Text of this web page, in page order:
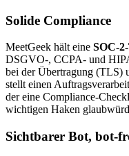
Solide Compliance
MeetGeek hält eine SOC-
DSGVO-, CCPA- und
bei der Übertragung (TLS)
stellt einen
der eine Compliance-
wichtigen Haken
Sichtbarer Bot, bot-